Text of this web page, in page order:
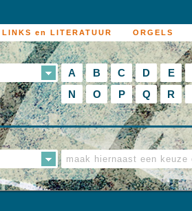
LINKS en LITERATUUR ORGELS
A B C D E
N
O P Q R